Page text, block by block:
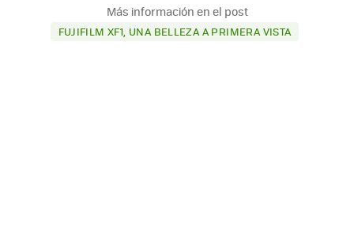
Más información en el post
FUJIFILM XF1, UNA BELLEZA A PRIMERA VISTA